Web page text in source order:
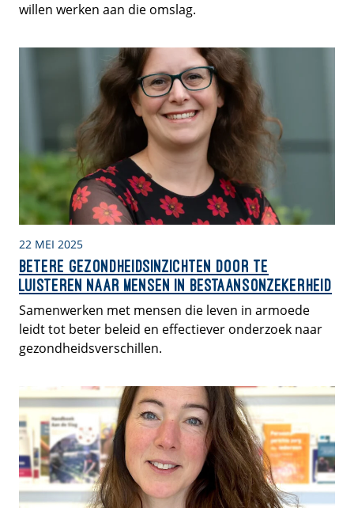
willen werken aan die omslag.
22 MEI 2025
Betere gezondheidsinzichten door te
luisteren naar mensen in bestaansonzekerheid
Samenwerken met mensen die leven in armoede
leidt tot beter beleid en effectiever onderzoek naar
gezondheidsverschillen.